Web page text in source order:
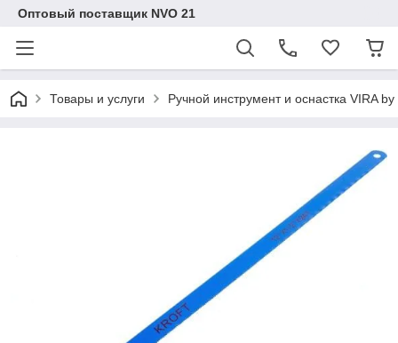
Оптовый поставщик NVO 21
Товары и услуги Ручной инструмент и оснастка VIRA by